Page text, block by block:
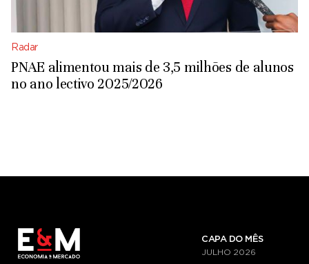
Radar
PNAE alimentou mais de 3,5 milhões de alunos
no ano lectivo 2025/2026
CAPA DO MÊS
JULHO 2026